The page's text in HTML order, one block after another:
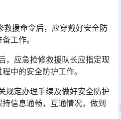
救援命令后，应穿戴好安全防
工作。
，应急抢修救援队长应指定现
中的安全防护工作。
规定办理手续及做好安全防护
信息通畅，互通情况，做到